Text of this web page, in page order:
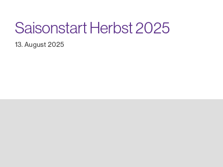
Saisonstart Herbst 2025
13. August 2025